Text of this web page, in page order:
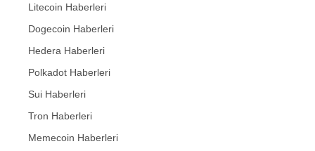
Litecoin Haberleri
Dogecoin Haberleri
Hedera Haberleri
Polkadot Haberleri
Sui Haberleri
Tron Haberleri
Memecoin Haberleri